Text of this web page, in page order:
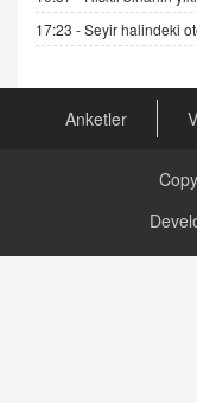
AV.
Kira
CAN
17:23 -Seyir halindeki
Anketler